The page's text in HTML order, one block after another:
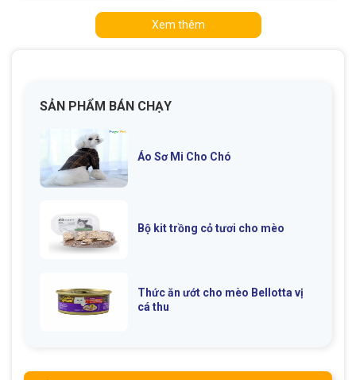
Xem thêm
SẢN PHẨM BÁN CHẠY
Áo Sơ Mi Cho Chó
Bộ kit trồng cỏ tươi cho mèo
Thức ăn ướt cho mèo Bellotta vị
cá thu